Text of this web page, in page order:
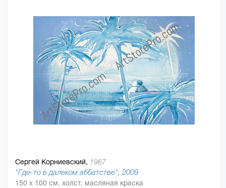
Сергей Корниевский, 1967
"Где-то в далеком аббатстве", 2009
150 x 100 см, холст, масляная краска